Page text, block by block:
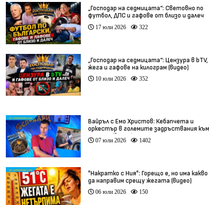
„Господар на седмицата“: Световно по
футбол, ДПС и гафове от близо и далеч
17 юли 2026 322
„Господар на седмицата“: Цензура в bTV,
жега и гафове на килограм (видео)
10 юли 2026 352
Вайръл с Емо Христов: Кебапчета и
оркестър в големите задръствания към
морето (видео)
07 юли 2026 1402
"Накратко с Ния": Горещо е, но има какво
да направим срещу жегата (видео)
06 юли 2026 150